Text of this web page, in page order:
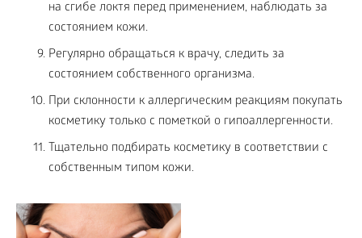
на сгибе локтя перед применением, наблюдать за
состоянием кожи.
Регулярно обращаться к врачу, следить за
состоянием собственного организма.
При склонности к аллергическим реакциям покупать
косметику только с пометкой о гипоаллергенности.
Тщательно подбирать косметику в соответствии с
собственным типом кожи.